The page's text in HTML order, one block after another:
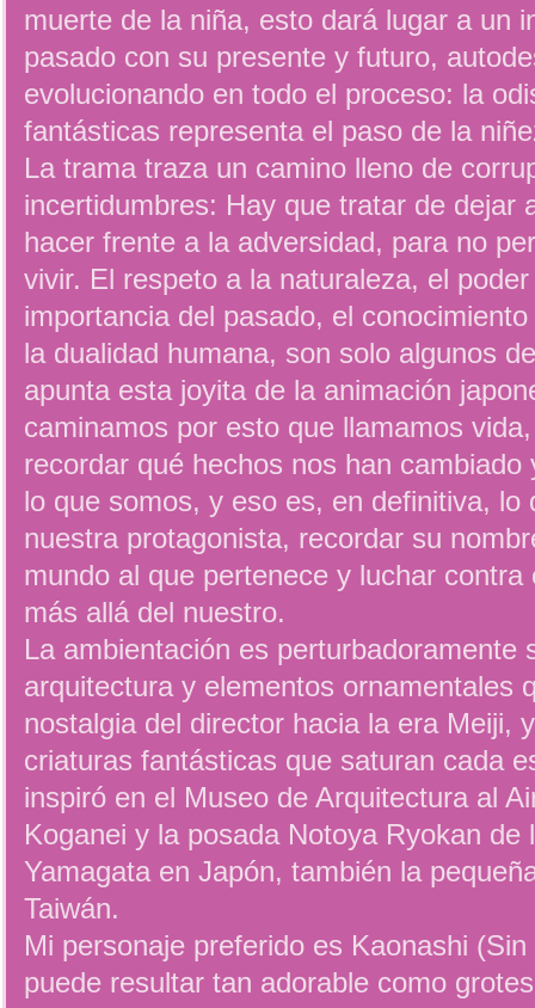
muerte de la niña, esto dará lugar a un
pasado con su presente y futuro,
evolucionando en todo el proceso: la
fantásticas representa el paso de la
La trama traza un camino lleno de
incertidumbres: Hay que tratar de dejar
hacer frente a la adversidad, para no
vivir. El respeto a la naturaleza, el
importancia del pasado, el
la dualidad humana, son solo algunos
apunta esta joyita de la animación
caminamos por esto que llamamos
recordar qué hechos nos han
lo que somos, y eso es, en definitiva, lo
nuestra protagonista, recordar su
mundo al que pertenece y luchar
más allá del nuestro.
La ambientación es perturbadoramente
arquitectura y elementos ornamentales
nostalgia del director hacia la era Meiji,
criaturas fantásticas que saturan cada
inspiró en el Museo de Arquitectura al
Koganei y la posada Notoya Ryokan de
Yamagata en Japón, también la
Taiwán.
Mi personaje preferido es Kaonashi
puede resultar tan adorable como